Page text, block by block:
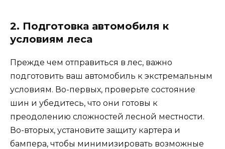
2. Подготовка автомобиля к
условиям леса
Прежде чем отправиться в лес, важно
подготовить ваш автомобиль к экстремальным
условиям. Во-первых, проверьте состояние
шин и убедитесь, что они готовы к
преодолению сложностей лесной местности.
Во-вторых, установите защиту картера и
бампера, чтобы минимизировать возможные